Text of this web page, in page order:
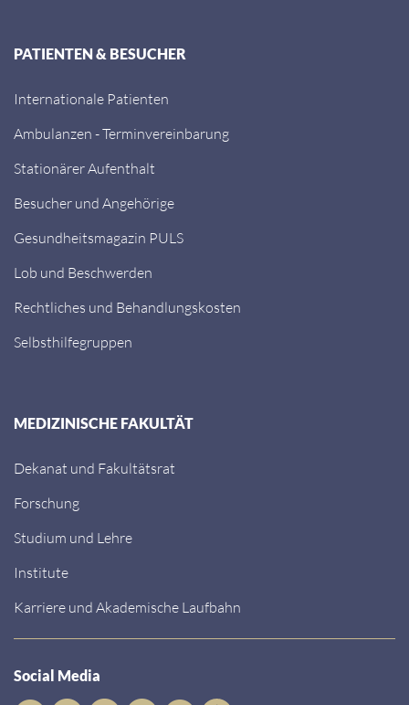
PATIENTEN & BESUCHER
Internationale Patienten
Ambulanzen - Terminvereinbarung
Stationärer Aufenthalt
Besucher und Angehörige
Gesundheitsmagazin PULS
Lob und Beschwerden
Rechtliches und Behandlungskosten
Selbsthilfegruppen
MEDIZINISCHE FAKULTÄT
Dekanat und Fakultätsrat
Forschung
Studium und Lehre
Institute
Karriere und Akademische Laufbahn
Social Media